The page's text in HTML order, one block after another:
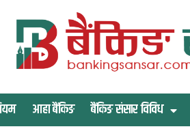
आहा बैंकिङ बैंकिङ संसार विविध